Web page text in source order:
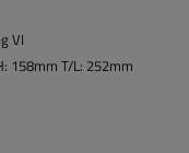
VI
158mm T/L: 252mm